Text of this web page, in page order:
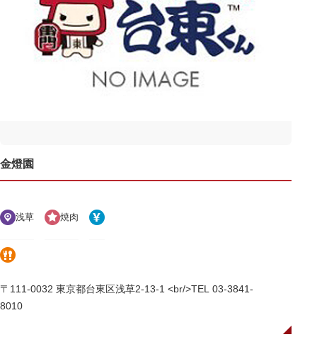
金燈園
浅草 焼肉
〒111-0032 東京都台東区浅草2-13-1 <br/>TEL 03-3841-
8010